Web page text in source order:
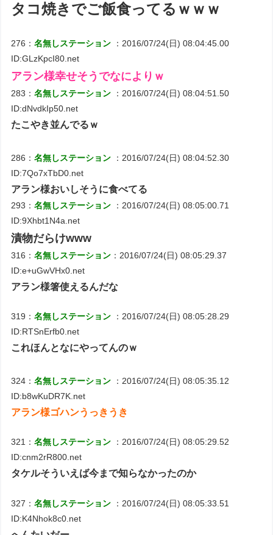
タコ焼きでご飯食ってるｗｗｗ
276：名無しステーション
：2016/07/24(日) 08:04:45.00
ID:GLzKpcI80.net
アラン様幸せそうでなによりｗ
283：名無しステーション
：2016/07/24(日) 08:04:51.50
ID:dNvdkIp50.net
たこやき並んでるｗ
286：名無しステーション
：2016/07/24(日) 08:04:52.30
ID:7Qo7xTbD0.net
アラン様おいしそうに食べてる
293：名無しステーション
：2016/07/24(日) 08:05:00.71
ID:9Xhbt1N4a.net
漬物だらけwww
316：名無しステーション ：2016/07/24(日) 08:05:29.37
ID:e+uGwVHx0.net
アラン様箸使えるんだな
319：名無しステーション
：2016/07/24(日) 08:05:28.29
ID:RTSnErfb0.net
これほんとなにやってんのｗ
324：名無しステーション
：2016/07/24(日) 08:05:35.12
ID:b8wKuDR7K.net
アラン様ゴハンうっきうき
321：名無しステーション
：2016/07/24(日) 08:05:29.52
ID:cnm2rR800.net
タケルそういえば今まで知らなかったのか
327：名無しステーション
：2016/07/24(日) 08:05:33.51
ID:K4Nhok8c0.net